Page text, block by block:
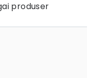
produser